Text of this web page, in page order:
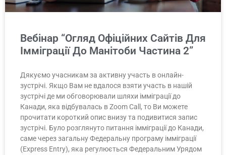
Вебінар “Огляд Офіційних Сайтів Для
Імміграції До Манітоби Частина 2”
Дякуємо учасникам за активну участь в онлайн-
зустрічі. Якщо Вам не вдалося взяти участь в нашій
зустрічі де ми обговорювали шляхи імміграції до
Канади, яка відбувалась в Zoom Call, то Ви можете
прочитати короткий опис внизу та подивитися запис
зустрічі. Було розглянуто питання імміграції до Канади,
саме через загальну Федеральну програму імміграції
(Express Entry), яка регулюється Федеральним Урядом